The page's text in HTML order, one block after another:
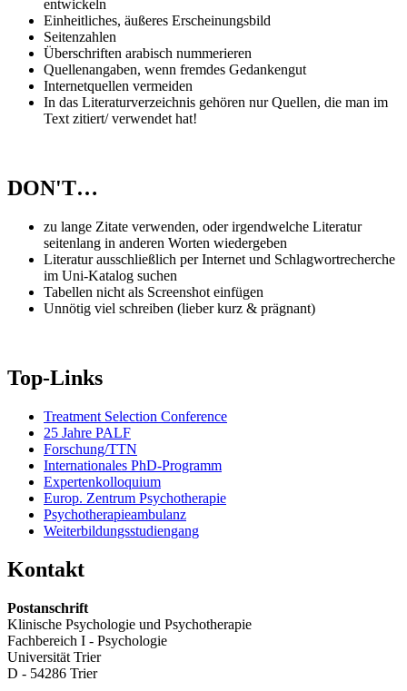
entwickeln
Einheitliches, äußeres Erscheinungsbild
Seitenzahlen
Überschriften arabisch nummerieren
Quellenangaben, wenn fremdes Gedankengut
Internetquellen vermeiden
In das Literaturverzeichnis gehören nur Quellen, die man im
Text zitiert/ verwendet hat!
DON'T…
zu lange Zitate verwenden, oder irgendwelche Literatur
seitenlang in anderen Worten wiedergeben
Literatur ausschließlich per Internet und Schlagwortrecherche
im Uni-Katalog suchen
Tabellen nicht als Screenshot einfügen
Unnötig viel schreiben (lieber kurz & prägnant)
Top-Links
Treatment Selection Conference
25 Jahre PALF
Forschung/TTN
Internationales PhD-Programm
Expertenkolloquium
Europ. Zentrum Psychotherapie
Psychotherapieambulanz
Weiterbildungsstudiengang
Kontakt
Postanschrift
Klinische Psychologie und Psychotherapie
Fachbereich I - Psychologie
Universität Trier
D - 54286 Trier